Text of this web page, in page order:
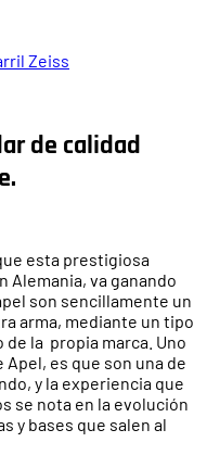
Zeiss
de calidad
esta prestigiosa
Alemania, va ganando
son sencillamente un
arma, mediante un tipo
la propia marca. Uno
es que son una de
y la experiencia que
se nota en la evolución
y bases que salen al